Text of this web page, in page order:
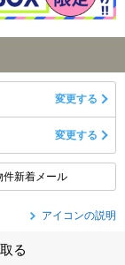
変更する
変更する
件新着メール
アイコンの説明
る